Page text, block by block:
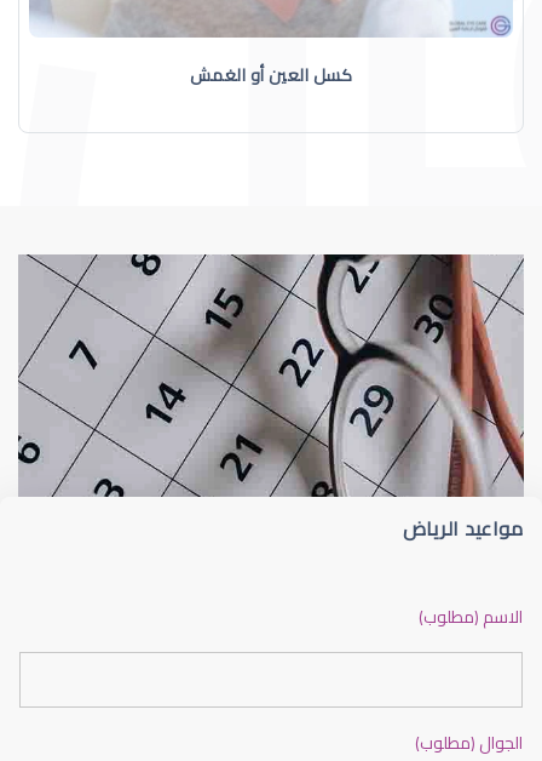
كسل العين أو الغمش
طب عيون الاطفال
مواعيد الرياض
الاسم (مطلوب)
الجوال (مطلوب)